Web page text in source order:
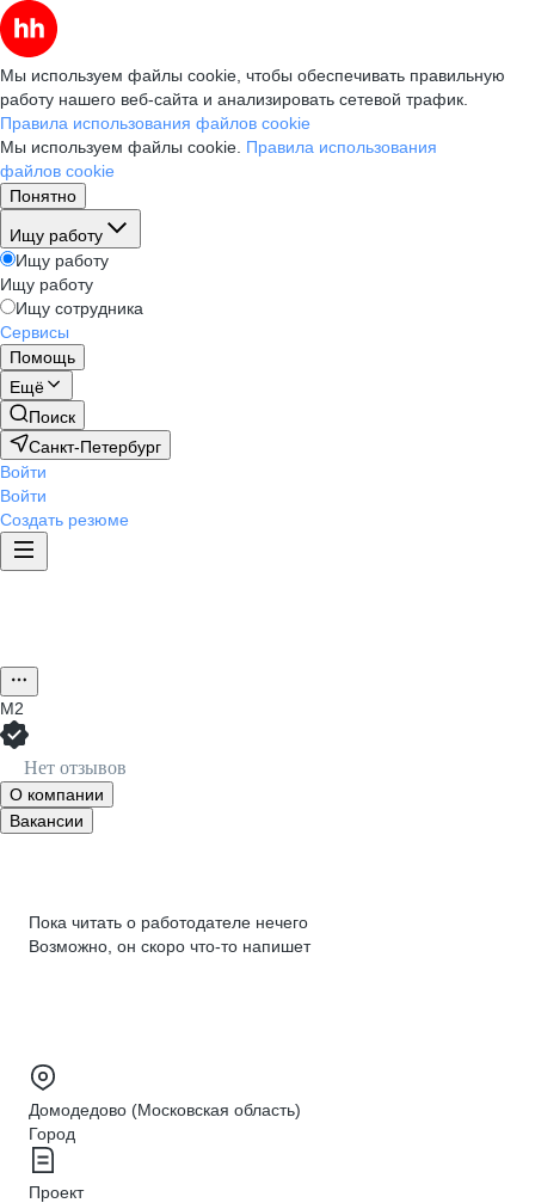
Мы используем файлы cookie, чтобы обеспечивать правильную
работу нашего веб-сайта и анализировать сетевой трафик.
Правила использования файлов cookie
Мы используем файлы cookie. Правила использования
файлов cookie
Понятно
Ищу работу
Ищу работу
Ищу работу
Ищу сотрудника
Сервисы
Помощь
Ещё
Поиск
Санкт-Петербург
Войти
Войти
Создать резюме
M2
Нет отзывов
О компании
Вакансии
Пока читать о работодателе нечего
Возможно, он скоро что‑то напишет
Домодедово (Московская область)
Город
Проект